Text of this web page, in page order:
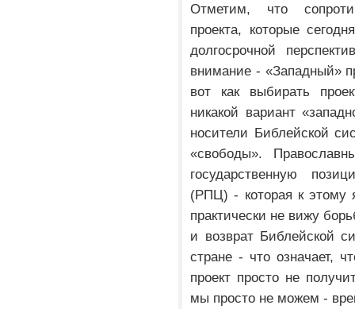
Отметим, что
проекта, которые
долгосрочной
внимание - «Западный»
вот как выбирать
никакой вариант
носители Библейской
«свободы».
государственную
(РПЦ) - которая к этому
практически не вижу
и возврат Библейской
стране - что означает,
проект просто не
мы просто не можем -